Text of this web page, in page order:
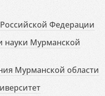
Федерации
науки Мурманской
Мурманской области